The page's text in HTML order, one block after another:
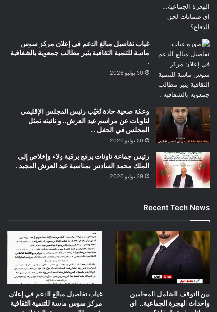
غياب تفاصيل مبالغ الدعم في إعلان مركز سوس
ماسة للتنمية الثقافية يثير مطالب جمعوية بالشفافية
.
30 يوليو 2026
وعكة صحية حادة تُغيّب رئيس المجلس الإقليمي
لتاونات عن مراسم عيد العرش.. و نائبته تمثل
المجلس في الحفل …
30 يوليو 2026
رئيس جماعة تاونات يرفع برقية ولاء وإخلاص إلى
الملك محمد السادس بمناسبة عيد العرش المجيد .
29 يوليو 2026
Recent Tech News
بين التوقف الشامل للمحامين
واحداث الهجرة الجماعية… اي
غياب تفاصيل مبالغ الدعم في إعلان
مركز سوس ماسة للتنمية الثقافية